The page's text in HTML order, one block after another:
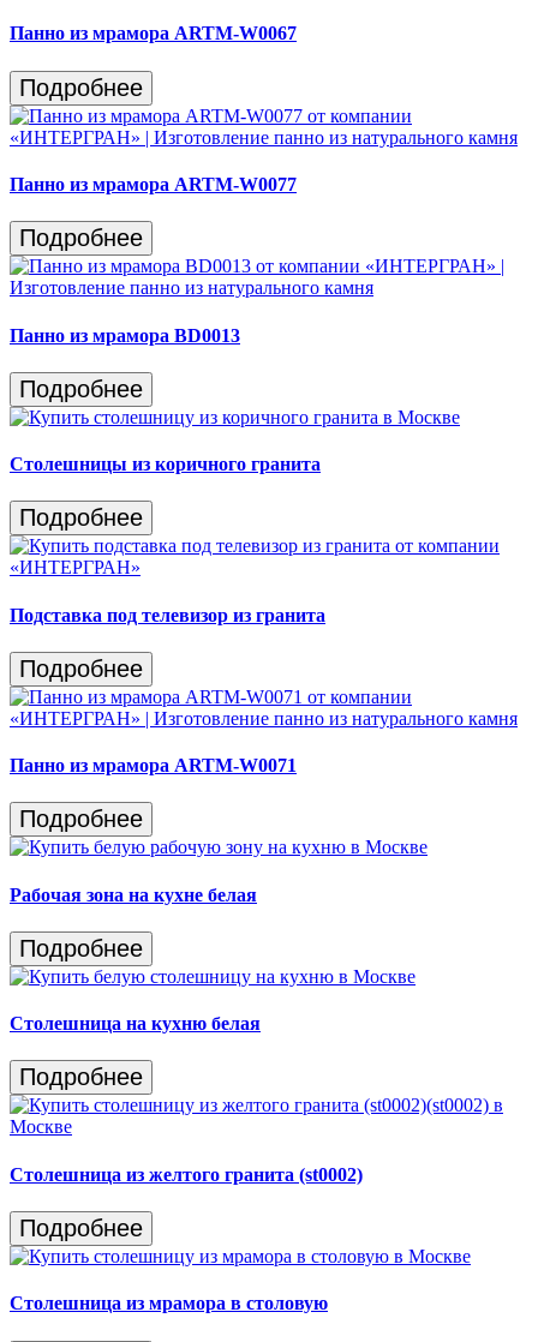
Панно из мрамора ARTM-W0067
Подробнее
Панно из мрамора ARTM-W0077
Подробнее
Панно из мрамора BD0013
Подробнее
Столешницы из коричного гранита
Подробнее
Подставка под телевизор из гранита
Подробнее
Панно из мрамора ARTM-W0071
Подробнее
Рабочая зона на кухне белая
Подробнее
Столешница на кухню белая
Подробнее
Столешница из желтого гранита (st0002)
Подробнее
Столешница из мрамора в столовую